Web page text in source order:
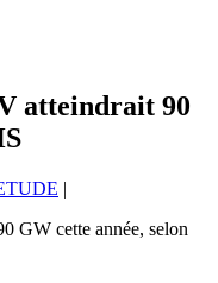
atteindrait 90
|